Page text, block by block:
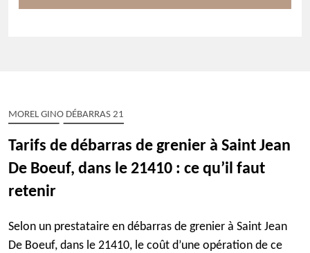
MOREL GINO DÉBARRAS 21
Tarifs de débarras de grenier à Saint Jean
De Boeuf, dans le 21410 : ce qu’il faut
retenir
Selon un prestataire en débarras de grenier à Saint Jean
De Boeuf, dans le 21410, le coût d’une opération de ce